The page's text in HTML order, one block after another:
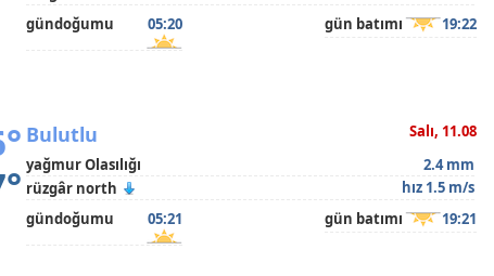
gündoğumu
05:20 gün batımı 19:22
Salı, 11.08
Bulutlu
yağmur Olasılığı
2.4 mm
rüzgâr north
hız 1.5 m/s
gündoğumu
05:21 gün batımı 19:21